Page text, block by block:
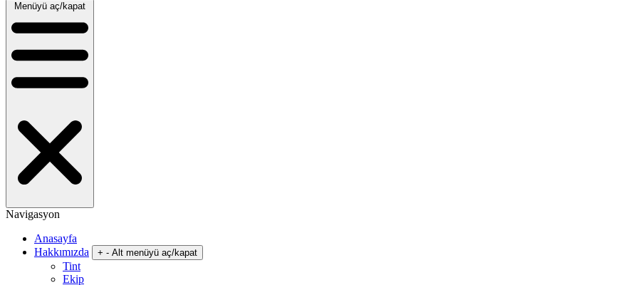
Menüyü aç/kapat
Navigasyon
Anasayfa
Hakkımızda
+ - Alt menüyü aç/kapat
Tint
Ekip